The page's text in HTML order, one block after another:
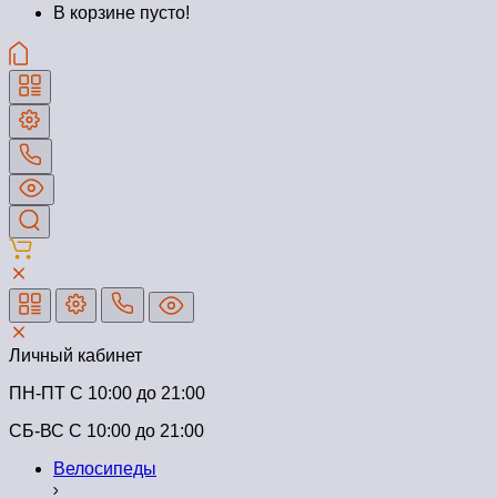
В корзине пусто!
Личный кабинет
ПН-ПТ C 10:00 до 21:00
СБ-ВС С 10:00 до 21:00
Велосипеды